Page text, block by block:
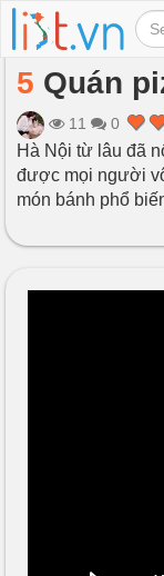
5 Quán
11 0
Hà Nội từ lâu đã
được mọi người
món bánh phổ